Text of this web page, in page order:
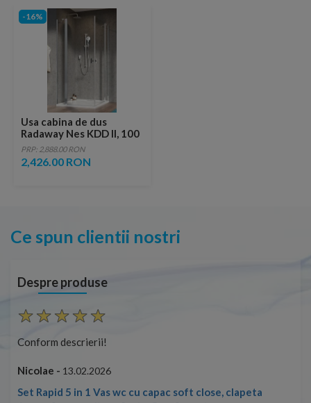
-16%
Usa cabina de dus
Radaway Nes KDD II, 100
x H200 cm
PRP: 2,888.00 RON
2,426.00 RON
Ce spun clientii nostri
Despre produse
Conform descrierii!
Nicolae - 13.02.2026
Set Rapid 5 in 1 Vas wc cu capac soft close, clapeta